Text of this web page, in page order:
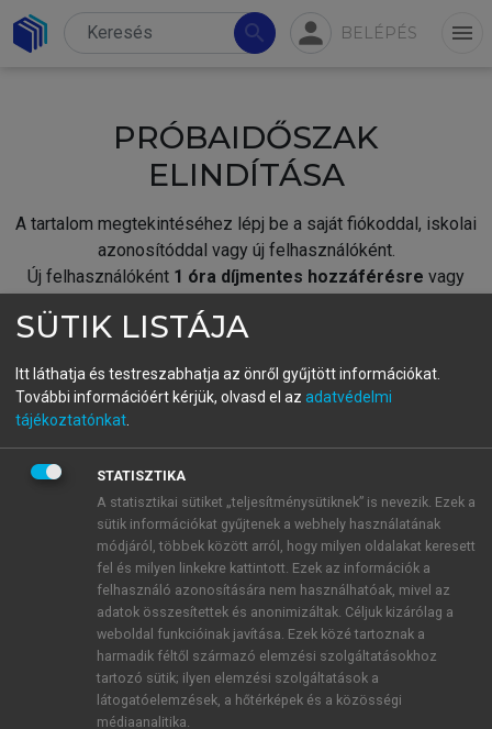
search person BELÉPÉS menu
PRÓBAIDŐSZAK
ELINDÍTÁSA
A tartalom megtekintéséhez lépj be a saját fiókoddal, iskolai
azonosítóddal vagy új felhasználóként.
Új felhasználóként 1 óra díjmentes hozzáférésre vagy
fiókoddal,vagy hozz létre új fiókot.
A regisztráció után apróbaidőszakautomatikusan
BELÉPÉS SAJÁT FIÓKKAL
ÚJ FIÓK LÉTREHOZÁSA
1 óra díjmentes hozzáférés
E-MAIL-CÍM
SÜTIK LISTÁJA
Itt láthatja és testreszabhatja az önről gyűjtött információkat.
További információért kérjük, olvasd el az adatvédelmi
tájékoztatónkat
STATISZTIKA
A statisztikai sütiket „teljesítménysütiknek” is nevezik. Ezek a
sütik információkat gyűjtenek a webhely használatának
módjáról, többek között arról, hogy milyen oldalakat keresett
fel és milyen linkekre kattintott. Ezek az információk a
felhasználó azonosítására nem használhatóak, mivel az
adatok összesítettek és anonimizáltak. Céljuk kizárólag a
weboldal funkcióinak javítása. Ezek közé tartoznak a
harmadik féltől származó elemzési szolgáltatásokhoz
tartozó sütik; ilyen elemzési szolgáltatások a
látogatóelemzések, a hőtérképek és a közösségi
médiaanalitika.